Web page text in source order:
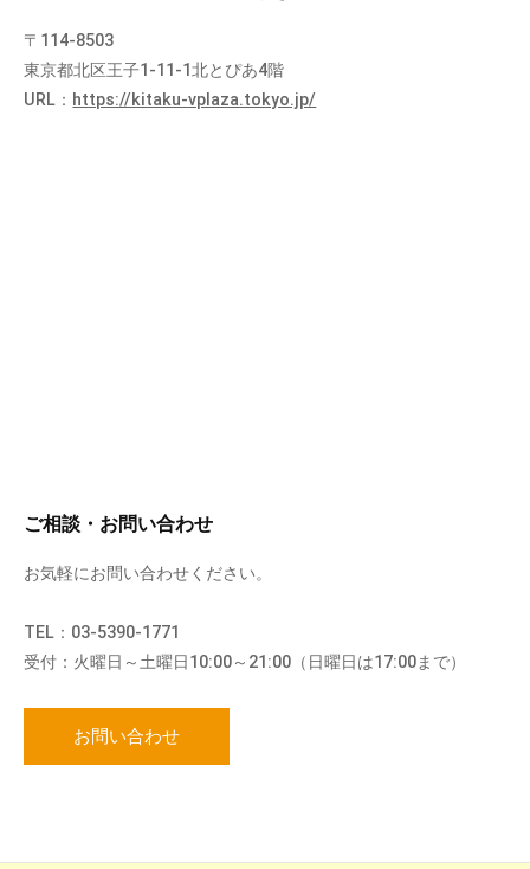
〒114-8503
東京都北区王子1-11-1北とぴあ4階
URL： https://kitaku-vplaza.tokyo.jp/
ご相談・お問い合わせ
お気軽にお問い合わせください。
TEL：03-5390-1771
受付：火曜日～土曜日10:00～21:00（日曜日は17:00まで）
お問い合わせ